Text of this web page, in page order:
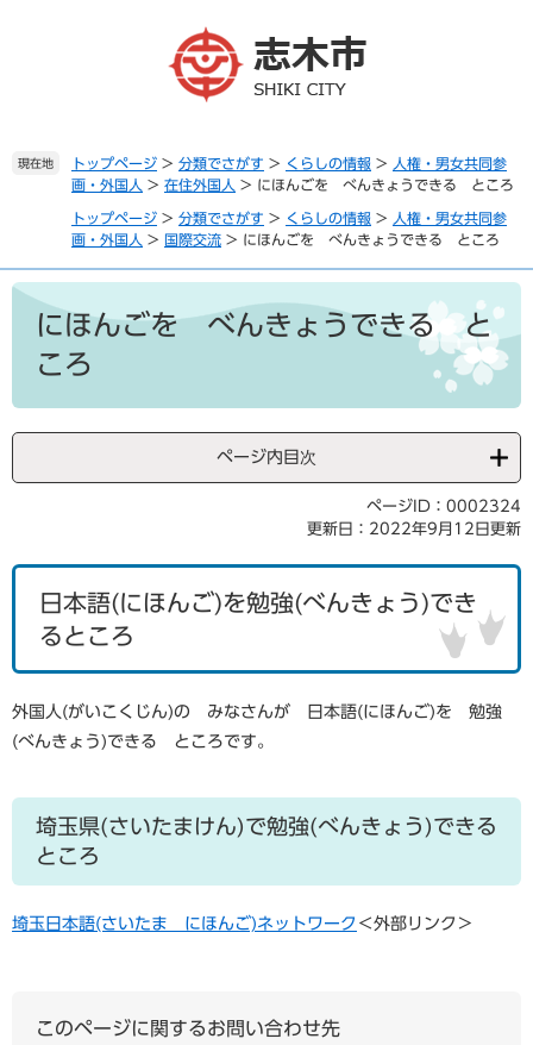
へ
現在地 トップページ > 分類でさがす > くらしの情報 >
人権・男女共同参
画・外国人 > 在住外国人 > にほんごを べんきょうできる ところ
トップページ > 分類でさがす > くらしの情報 >
人権・男女共同参
画・外国人 > 国際交流 > にほんごを べんきょうできる ところ
本
にほんごを べんきょうできる と
ころ
ページ内目次
ページID：0002324
更新日：2022年9月12日更新
日本語(にほんご)を勉強(べんきょう)でき
るところ
外国人(がいこくじん)の みなさんが 日本語(にほんご)を 勉強
(べんきょう)できる ところです。
埼玉県(さいたまけん)で勉強(べんきょう)できる
ところ
埼玉日本語(さいたま にほんご)ネットワーク ＜外部リンク＞
このページに関するお問い合わせ先